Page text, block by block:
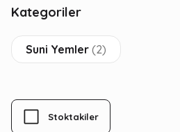
Kategoriler
Suni Yemler (2)
Stoktakiler